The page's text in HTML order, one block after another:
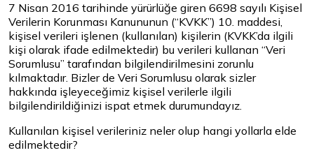
7 Nisan 2016 tarihinde yürürlüğe giren 6698 sayılı Kişisel
Verilerin Korunması Kanununun (“KVKK”) 10. maddesi,
kişisel verileri işlenen (kullanılan) kişilerin (KVKK’da ilgili
kişi olarak ifade edilmektedir) bu verileri kullanan “Veri
Sorumlusu” tarafından bilgilendirilmesini zorunlu
kılmaktadır. Bizler de Veri Sorumlusu olarak sizler
hakkında işleyeceğimiz kişisel verilerle ilgili
bilgilendirildiğinizi ispat etmek durumundayız.
Kullanılan kişisel verileriniz neler olup hangi yollarla elde
edilmektedir?